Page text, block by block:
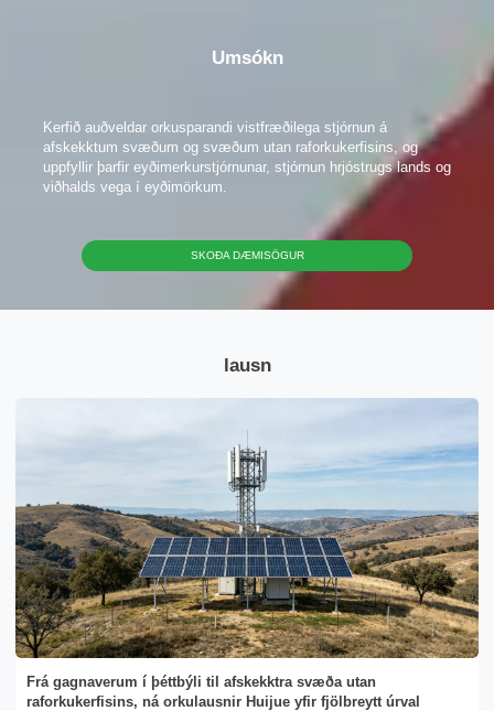
Umsókn
Kerfið auðveldar orkusparandi vistfræðilega stjórnun á
afskekktum svæðum og svæðum utan raforkukerfisins, og
uppfyllir þarfir eyðimerkurstjórnunar, stjórnun hrjóstrugs lands og
viðhalds vega í eyðimörkum.
SKOÐA DÆMISÖGUR
lausn
Frá gagnaverum í þéttbýli til afskekktra svæða utan
raforkukerfisins, ná orkulausnir Huijue yfir fjölbreytt úrval
Senda skilaboð